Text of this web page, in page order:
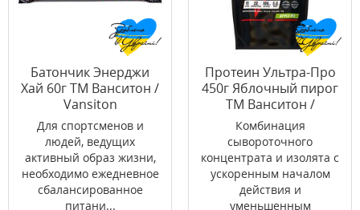
Батончик Энерджи
Хай 60г ТМ Ванситон /
Vansiton
Для спортсменов и
людей, ведущих
активный образ жизни,
необходимо ежедневное
сбалансированное
питани...
Протеин Ультра-Про
450г Яблочный пирог
ТМ Ванситон /
Vansiton
Комбинация
сывороточного
концентрата и изолята с
ускоренным началом
действия и
уменьшенным